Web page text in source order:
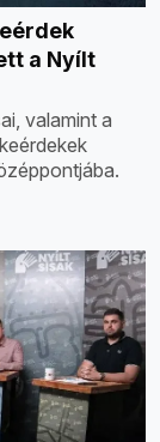
a Nyílt
valamint a